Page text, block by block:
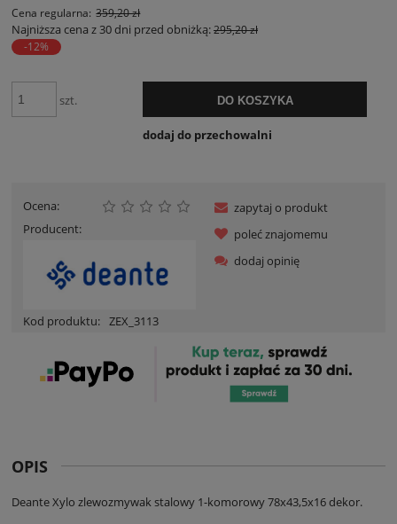
Cena regularna: 359,20 zł
Najniższa cena z 30 dni przed obniżką:295,20 zł
-12%
szt. DO KOSZYKA
dodaj do przechowalni
Ocena:
Producent:
Kod produktu: ZEX_3113
zapytaj o produkt
poleć znajomemu
dodaj opinię
OPIS
Deante Xylo zlewozmywak stalowy 1-komorowy 78x43,5x16 dekor.